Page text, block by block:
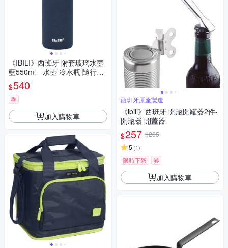
《IBILI》西班牙 附套玻璃水壺-
藍550ml-- 水壺 冷水瓶 隨行杯
環保杯
$540
券
加入購物車
西班牙原產製造
《ibili》西班牙 開瓶開罐器2件-
開瓶器 開蓋器
$257 $285
5 (1)
限時下殺 券
加入購物車